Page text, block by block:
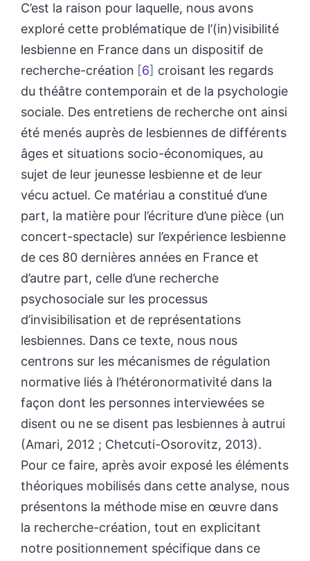
C’est la raison pour laquelle, nous avons
exploré cette problématique de l’(in)visibilité
lesbienne en France dans un dispositif de
recherche-création
6
croisant les regards
du théâtre contemporain et de la psychologie
sociale. Des entretiens de recherche ont ainsi
été menés auprès de lesbiennes de différents
âges et situations socio-économiques, au
sujet de leur jeunesse lesbienne et de leur
vécu actuel. Ce matériau a constitué d’une
part, la matière pour l’écriture d’une pièce (un
concert-spectacle) sur l’expérience lesbienne
de ces 80 dernières années en France et
d’autre part, celle d’une recherche
psychosociale sur les processus
d’invisibilisation et de représentations
lesbiennes. Dans ce texte, nous nous
centrons sur les mécanismes de régulation
normative liés à l’hétéronormativité dans la
façon dont les personnes interviewées se
disent ou ne se disent pas lesbiennes à autrui
(Amari, 2012 ; Chetcuti-Osorovitz, 2013).
Pour ce faire, après avoir exposé les éléments
théoriques mobilisés dans cette analyse, nous
présentons la méthode mise en œuvre dans
la recherche-création, tout en explicitant
notre positionnement spécifique dans ce